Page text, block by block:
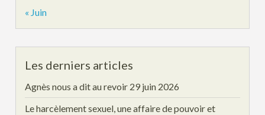
« Juin
Les derniers articles
Agnès nous a dit au revoir 29 juin 2026
Le harcèlement sexuel, une affaire de pouvoir et